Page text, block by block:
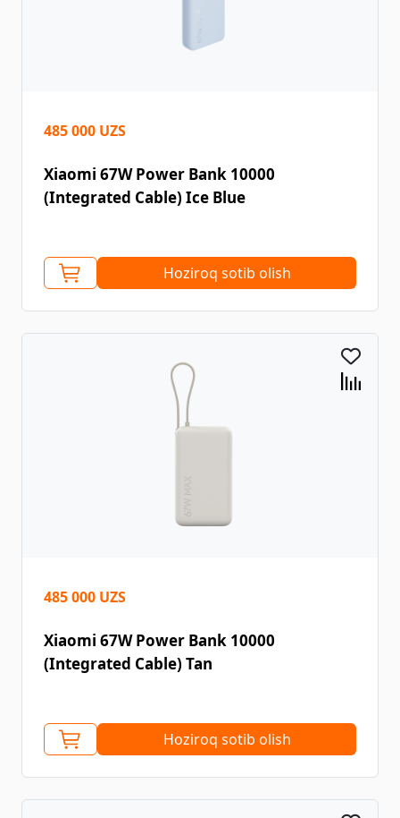
485 000 UZS
Xiaomi 67W Power Bank 10000
(Integrated Cable) Ice Blue
Hoziroq sotib olish
485 000 UZS
Xiaomi 67W Power Bank 10000
(Integrated Cable) Tan
Hoziroq sotib olish